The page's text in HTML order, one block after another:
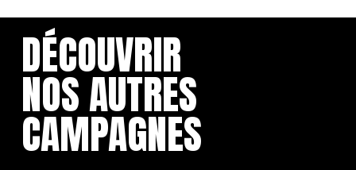
DÉCOUVRIR
NOS AUTRES
CAMPAGNES